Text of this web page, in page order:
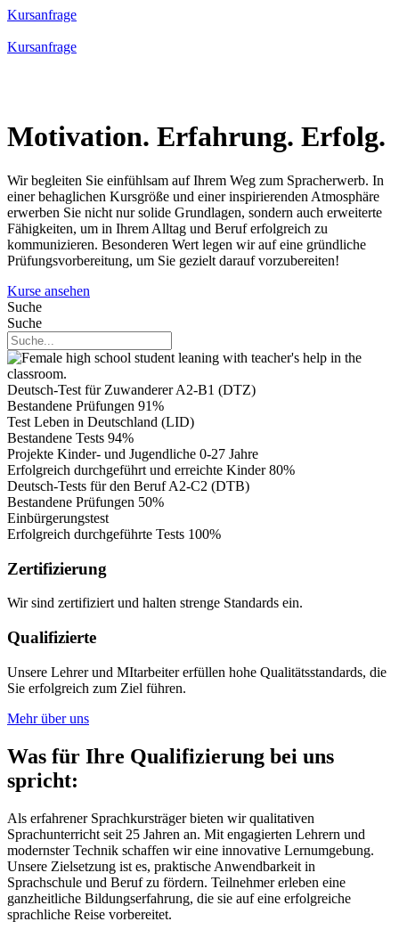
Kursanfrage
Kursanfrage
Motivation. Erfahrung. Erfolg.
Wir begleiten Sie einfühlsam auf Ihrem Weg zum Spracherwerb. In
einer behaglichen Kursgröße und einer inspirierenden Atmosphäre
erwerben Sie nicht nur solide Grundlagen, sondern auch erweiterte
Fähigkeiten, um in Ihrem Alltag und Beruf erfolgreich zu
kommunizieren. Besonderen Wert legen wir auf eine gründliche
Prüfungsvorbereitung, um Sie gezielt darauf vorzubereiten!
Kurse ansehen
Suche
Suche
Deutsch-Test für Zuwanderer A2-B1 (DTZ)
Bestandene Prüfungen 91%
Test Leben in Deutschland (LID)
Bestandene Tests 94%
Projekte Kinder- und Jugendliche 0-27 Jahre
Erfolgreich durchgeführt und erreichte Kinder 80%
Deutsch-Tests für den Beruf A2-C2 (DTB)
Bestandene Prüfungen 50%
Einbürgerungstest
Erfolgreich durchgeführte Tests 100%
Zertifizierung
Wir sind zertifiziert und halten strenge Standards ein.
Qualifizierte
Unsere Lehrer und MItarbeiter erfüllen hohe Qualitätsstandards, die
Sie erfolgreich zum Ziel führen.
Mehr über uns
Was für Ihre Qualifizierung bei uns
spricht:
Als erfahrener Sprachkursträger bieten wir qualitativen
Sprachunterricht seit 25 Jahren an. Mit engagierten Lehrern und
modernster Technik schaffen wir eine innovative Lernumgebung.
Unsere Zielsetzung ist es, praktische Anwendbarkeit in
Sprachschule und Beruf zu fördern. Teilnehmer erleben eine
ganzheitliche Bildungserfahrung, die sie auf eine erfolgreiche
sprachliche Reise vorbereitet.